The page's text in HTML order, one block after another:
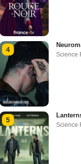
4
Science
5
Science